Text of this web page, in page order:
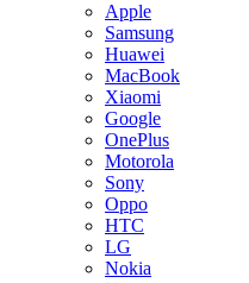
Apple
Samsung
Huawei
MacBook
Xiaomi
Google
OnePlus
Motorola
Sony
Oppo
HTC
LG
Nokia